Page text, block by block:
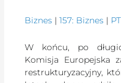
Biznes |157: Biznes |
W końcu, po
Komisja Europejska
restrukturyzacyjny,